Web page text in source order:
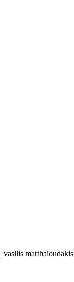
| vasilis matthaioudakis